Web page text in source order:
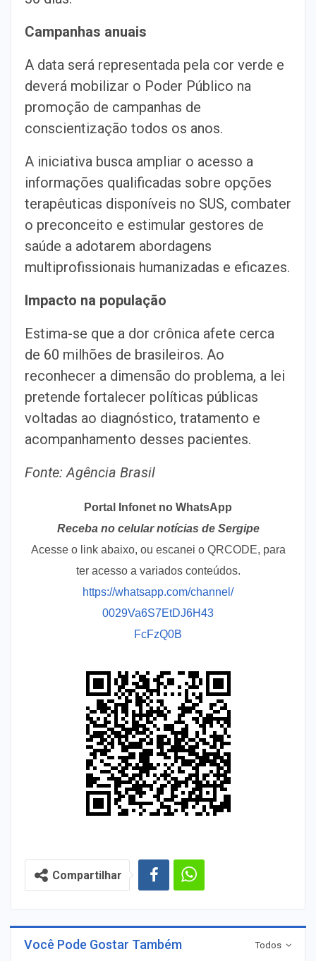
Campanhas anuais
A data será representada pela cor verde e
deverá mobilizar o Poder Público na
promoção de campanhas de
conscientização todos os anos.
A iniciativa busca ampliar o acesso a
informações qualificadas sobre opções
terapêuticas disponíveis no SUS, combater
o preconceito e estimular gestores de
saúde a adotarem abordagens
multiprofissionais humanizadas e eficazes.
Impacto na população
Estima-se que a dor crônica afete cerca
de 60 milhões de brasileiros. Ao
reconhecer a dimensão do problema, a lei
pretende fortalecer políticas públicas
voltadas ao diagnóstico, tratamento e
acompanhamento desses pacientes.
Fonte: Agência Brasil
Portal Infonet no WhatsApp
Receba no celular notícias de Sergipe
Acesse o link abaixo, ou escanei o QRCODE, para
ter acesso a variados conteúdos.
https://whatsapp.com/channel/
0029Va6S7EtDJ6H43
FcFzQ0B
Compartilhar
Todos
Você Pode Gostar Também